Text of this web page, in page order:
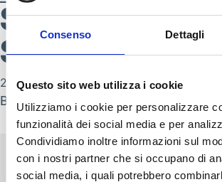
Consenso Dettagli
Questo sito web utilizza i cookie
Utilizziamo i cookie per personalizzare
funzionalità dei social media e per
Condividiamo inoltre informazioni sul
con i nostri partner che si occupano di
social media, i quali potrebbero
SS22 uomo
21 Febbraio 2022
By nicola.zambotti